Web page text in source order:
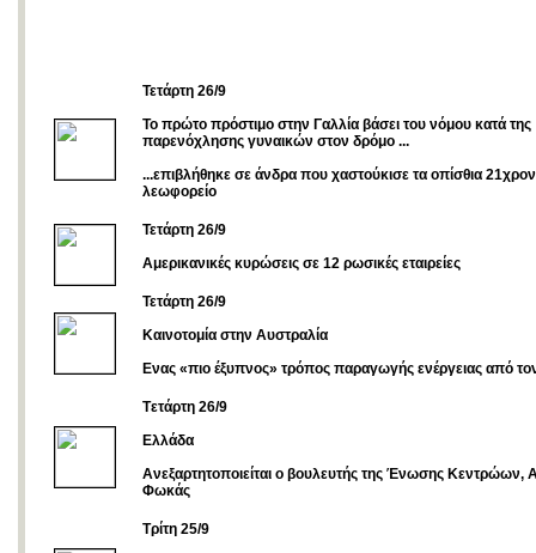
Τετάρτη 26/9
Το πρώτο πρόστιμο στην Γαλλία βάσει του νόμου κατά της
παρενόχλησης γυναικών στον δρόμο ...
...επιβλήθηκε σε άνδρα που χαστούκισε τα οπίσθια
λεωφορείο
Τετάρτη 26/9
Αμερικανικές κυρώσεις σε 12 ρωσικές εταιρείες
Τετάρτη 26/9
Καινοτομία στην Αυστραλία
Ενας «πιο έξυπνος» τρόπος παραγωγής ενέργειας από
Tετάρτη 26/9
Ελλάδα
Ανεξαρτητοποιείται ο βουλευτής της Ένωσης Κεντρώων,
Φωκάς
Τρίτη 25/9